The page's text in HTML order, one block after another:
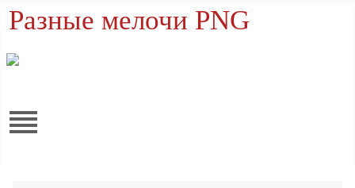
Разные мелочи PNG